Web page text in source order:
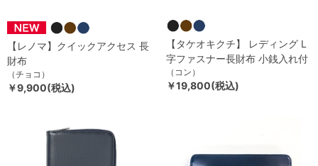
【レノマ】クイックアクセス 長
財布
（チョコ）
￥9,900(税込)
【タケオキクチ】 レディング L
字ファスナー長財布 小銭入れ付
（コン）
￥19,800(税込)